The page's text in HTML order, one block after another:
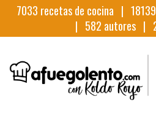
7033 recetas de cocina | 18139
| 582 autores |